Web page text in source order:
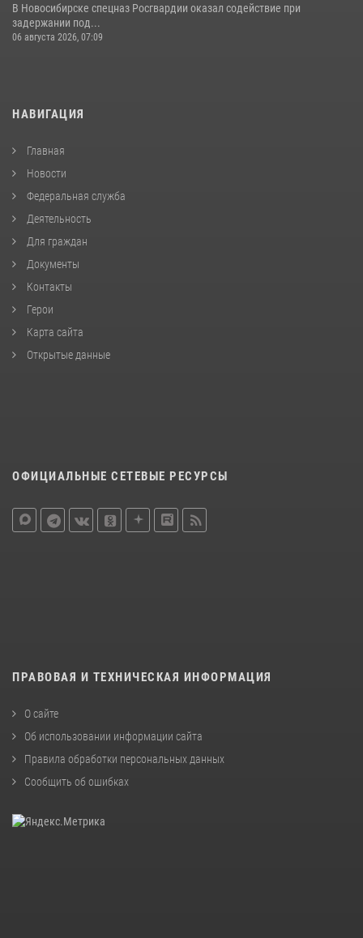
В Новосибирске спецназ Росгвардии оказал содействие при
задержании под...
06 августа 2026, 07:09
НАВИГАЦИЯ
Главная
Новости
Федеральная служба
Деятельность
Для граждан
Документы
Контакты
Герои
Карта сайта
Открытые данные
ОФИЦИАЛЬНЫЕ СЕТЕВЫЕ РЕСУРСЫ
ПРАВОВАЯ И ТЕХНИЧЕСКАЯ ИНФОРМАЦИЯ
О сайте
Об использовании информации сайта
Правила обработки персональных данных
Сообщить об ошибках